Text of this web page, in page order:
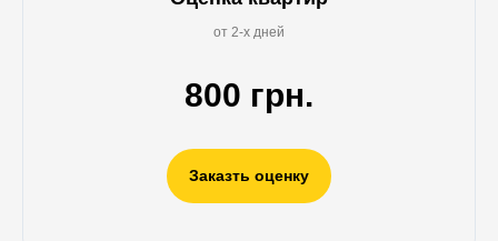
от 2-х дней
800 грн.
Заказть оценку